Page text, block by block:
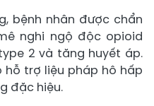
bệnh nhân được chẩn
nghi ngộ độc opioid
2 và tăng huyết áp.
hỗ trợ liệu pháp hô hấp
đặc hiệu.